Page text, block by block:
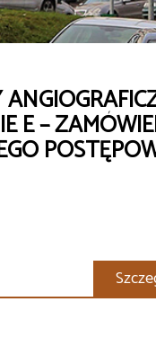
E –